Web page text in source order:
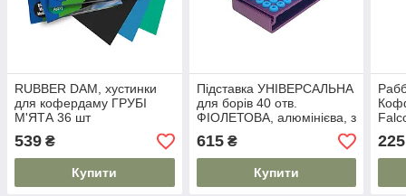
RUBBER DAM, хустинки
для кофердаму ГРУБІ
М'ЯТА 36 шт
539 ₴
Купити
Підставка УНІВЕРСАЛЬНА
для борів 40 отв.
ФІОЛЕТОВА, алюмінієва, з
силіконовими вставками
615₴
Купити
225